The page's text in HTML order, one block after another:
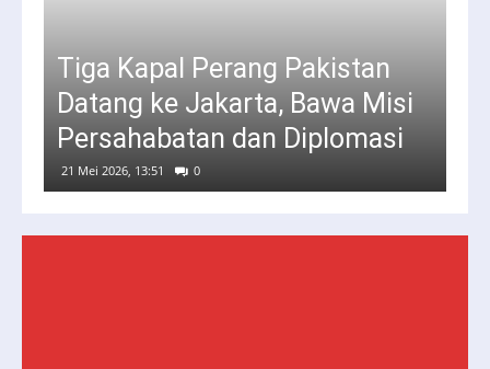
Tiga Kapal Perang Pakistan
Datang ke Jakarta, Bawa Misi
Persahabatan dan Diplomasi
21 Mei 2026, 13:51 0